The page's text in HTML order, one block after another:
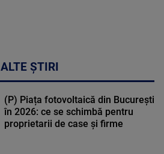
ALTE ȘTIRI
(P) Piața fotovoltaică din București
în 2026: ce se schimbă pentru
proprietarii de case și firme